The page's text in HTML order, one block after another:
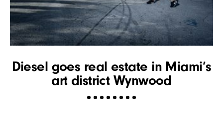
Diesel goes real estate in Miami’s
art district Wynwood